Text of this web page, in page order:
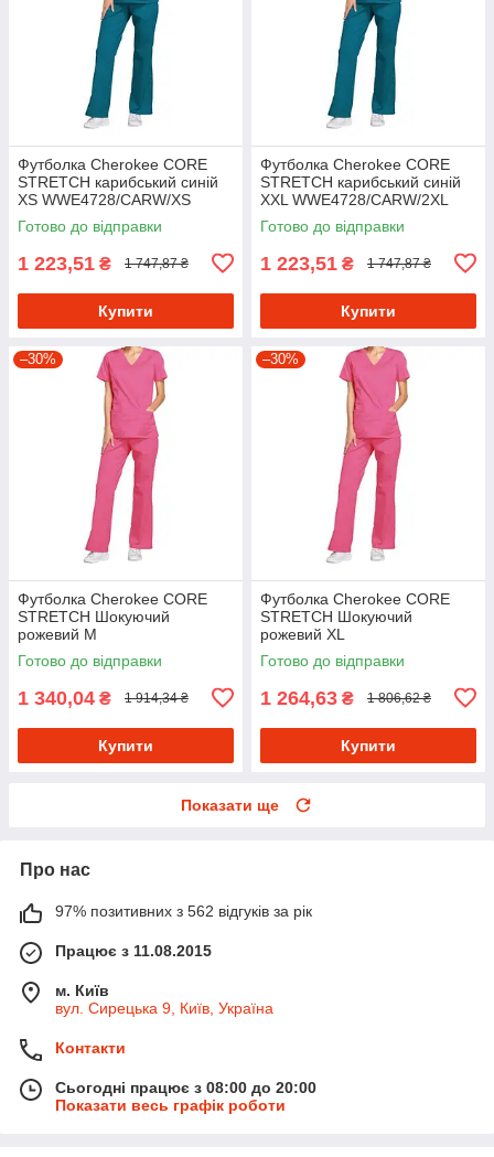
Футболка Cherokee CORE
STRETCH карибський синій
XS WWE4728/CARW/XS
Готово до відправки
1 223,51 ₴ 1 747,87 ₴
Купити
Футболка Cherokee CORE
STRETCH карибський синій
XXL WWE4728/CARW/2XL
Готово до відправки
1 223,51 ₴ 1 747,87 ₴
Купити
–30%
Футболка Cherokee CORE
STRETCH Шокуючий
рожевий M
WWE4728/SHPW/M
Готово до відправки
1 340,04 ₴ 1 914,34 ₴
Купити
–30%
Футболка Cherokee CORE
STRETCH Шокуючий
рожевий XL
WWE4728/SHPW/XL
Готово до відправки
1 264,63 ₴ 1 806,62 ₴
Купити
Показати ще
Про нас
97% позитивних з 562 відгуків за рік
Працює з 11.08.2015
м. Київ
вул. Сирецька 9, Київ, Україна
Контакти
Сьогодні працює з 08:00 до 20:00
Показати весь графік роботи